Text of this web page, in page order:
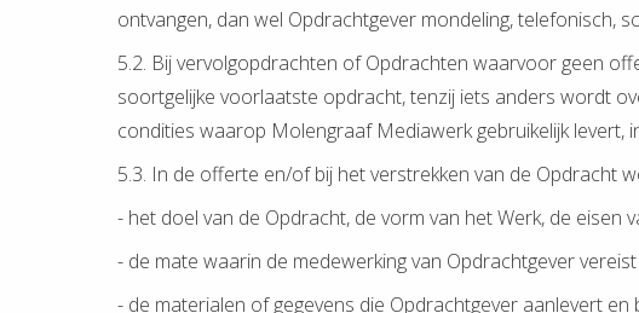
ontvangen, dan wel Opdrachtgever mondeling, telefonisch,
5.2. Bij vervolgopdrachten of Opdrachten waarvoor geen
soortgelijke voorlaatste opdracht, tenzij iets anders wordt
condities waarop Molengraaf Mediawerk gebruikelijk levert,
5.3. In de offerte en/of bij het verstrekken van de Opdracht
- het doel van de Opdracht, de vorm van het Werk, de eisen
- de mate waarin de medewerking van Opdrachtgever
- de materialen of gegevens die Opdrachtgever aanlevert en